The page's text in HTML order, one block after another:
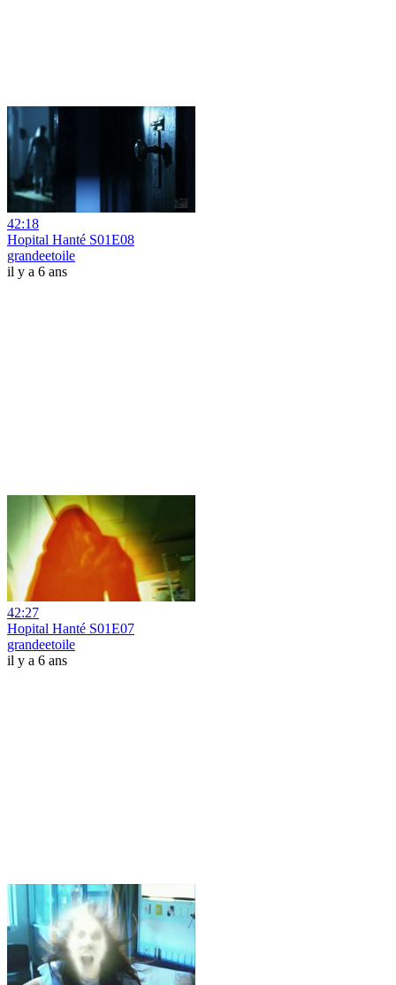
42:18
Hopital Hanté S01E08
grandeetoile
il y a 6 ans
42:27
Hopital Hanté S01E07
grandeetoile
il y a 6 ans